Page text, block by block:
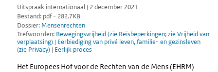
Uitspraak internationaal | 2 december 2021
Bestand: pdf - 282.7KB
Dossier: Mensenrechten
Trefwoorden: Bewegingsvrijheid (zie Reisbeperkingen; zie Vrijheid van
verplaatsing) | Eerbiediging van privé leven, familie- en gezinsleven
(zie Privacy) | Eerlijk proces
Het Europees Hof voor de Rechten van de Mens (EHRM)